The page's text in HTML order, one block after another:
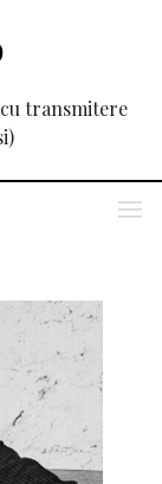
transmitere